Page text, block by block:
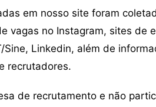
em nosso site foram
vagas no Instagram, sites de
Sine, Linkedin, além de
recrutadores.
de recrutamento e não